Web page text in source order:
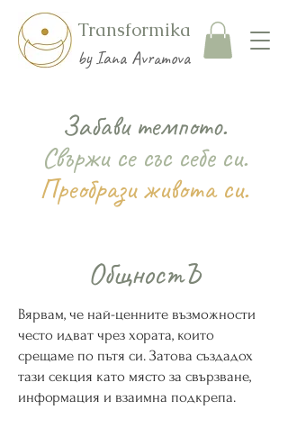
Transformika
by Iana Avramova
Забави темпото.
Свържи се със себе си.
Преобрази живота си.
ОбщностЪ
Вярвам, че най-ценните възможности
често идват чрез хората, които
срещаме по пътя си. Затова създадох
тази секция като място за свързване,
информация и взаимна подкрепа.